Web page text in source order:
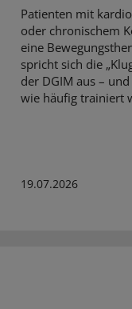
Patienten mit
oder chronischem
eine
spricht sich die
der DGIM aus –
wie häufig trainiert
19.07.2026